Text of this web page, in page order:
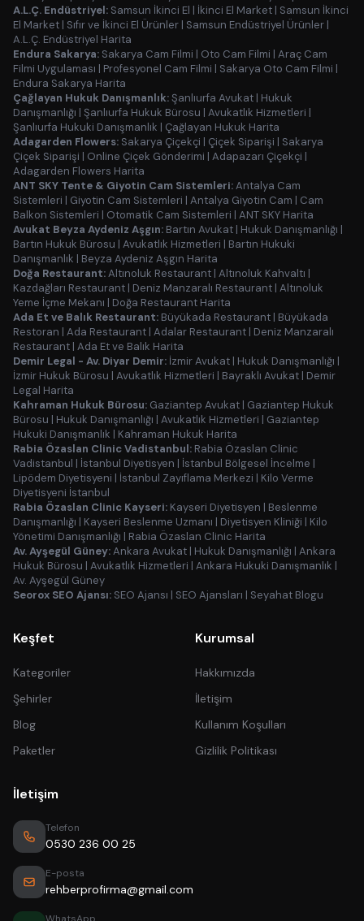
A.L.Ç. Endüstriyel: Samsun İkinci El | İkinci El Market | Samsun İkinci
El Market | Sıfır ve İkinci El Ürünler | Samsun Endüstriyel Ürünler |
A.L.Ç. Endüstriyel Harita
Endura Sakarya: Sakarya Cam Filmi | Oto Cam Filmi | Araç Cam
Filmi Uygulaması | Profesyonel Cam Filmi | Sakarya Oto Cam Filmi |
Endura Sakarya Harita
Çağlayan Hukuk Danışmanlık:Şanlıurfa Avukat | Hukuk
Danışmanlığı | Şanlıurfa Hukuk Bürosu | Avukatlık Hizmetleri |
Şanlıurfa Hukuki Danışmanlık | Çağlayan Hukuk Harita
Adagarden Flowers: Sakarya Çiçekçi | Çiçek Siparişi | Sakarya
Çiçek Siparişi | Online Çiçek Gönderimi | Adapazarı Çiçekçi |
Adagarden Flowers Harita
ANT SKY Tente & Giyotin Cam Sistemleri:Antalya Cam
Sistemleri | Giyotin Cam Sistemleri | Antalya Giyotin Cam | Cam
Balkon Sistemleri | Otomatik Cam Sistemleri | ANT SKY Harita
Avukat Beyza Aydeniz Aşgın: Bartın Avukat | Hukuk Danışmanlığı |
Bartın Hukuk Bürosu | Avukatlık Hizmetleri | Bartın Hukuki
Danışmanlık | Beyza Aydeniz Aşgın Harita
Doğa Restaurant:Altınoluk Restaurant | Altınoluk Kahvaltı |
Kazdağları Restaurant | Deniz Manzaralı Restaurant | Altınoluk
Yeme İçme Mekanı | Doğa Restaurant Harita
Ada Et ve Balık Restaurant: Büyükada Restaurant | Büyükada
Restoran | Ada Restaurant | Adalar Restaurant | Deniz Manzaralı
Restaurant | Ada Et ve Balık Harita
Demir Legal - Av. Diyar Demir: İzmir Avukat | Hukuk Danışmanlığı |
İzmir Hukuk Bürosu | Avukatlık Hizmetleri | Bayraklı Avukat | Demir
Legal Harita
Kahraman Hukuk Bürosu: Gaziantep Avukat | Gaziantep Hukuk
Bürosu | Hukuk Danışmanlığı | Avukatlık Hizmetleri | Gaziantep
Hukuki Danışmanlık | Kahraman Hukuk Harita
Rabia Özaslan Clinic Vadistanbul: Rabia Özaslan Clinic
Vadistanbul | İstanbul Diyetisyen | İstanbul Bölgesel İncelme |
Lipödem Diyetisyeni | İstanbul Zayıflama Merkezi | Kilo Verme
Diyetisyeni İstanbul
Rabia Özaslan Clinic Kayseri: Kayseri Diyetisyen | Beslenme
Danışmanlığı | Kayseri Beslenme Uzmanı | Diyetisyen Kliniği | Kilo
Yönetimi Danışmanlığı | Rabia Özaslan Clinic Harita
Av. Ayşegül Güney:Ankara Avukat | Hukuk Danışmanlığı | Ankara
Hukuk Bürosu | Avukatlık Hizmetleri | Ankara Hukuki Danışmanlık |
Av. Ayşegül Güney
Seorox SEO Ajansı: SEO Ajansı | SEO Ajansları | Seyahat Blogu
Keşfet
Kategoriler
Şehirler
Blog
Paketler
Kurumsal
Hakkımızda
İletişim
Kullanım Koşulları
Gizlilik Politikası
İletişim
Telefon
0530 236 00 25
E-posta
rehberprofirma@gmail.com